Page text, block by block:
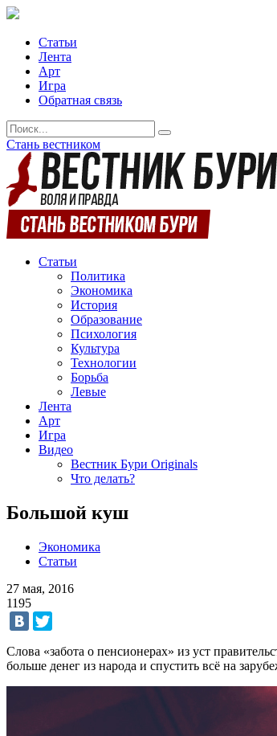
Статьи
Лента
Арт
Игра
Обратная связь
Стань вестником
Статьи
Политика
Экономика
История
Образование
Психология
Культура
Технологии
Борьба
Левые
Лента
Арт
Игра
Видео
Вестник Бури Originals
Что делать?
Большой куш
Экономика
Статьи
27 мая, 2016
1195
Слова «забота о пенсионерах» из уст
больше денег из народа и спустить всё на